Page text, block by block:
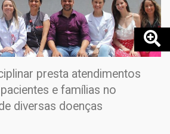
presta atendimentos
e famílias no
diversas doenças